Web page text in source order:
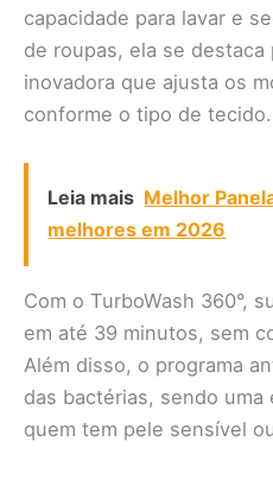
capacidade para lavar e
de roupas, ela se destaca
inovadora que ajusta os
conforme o tipo de tecido.
Leia mais Melhor
melhores em 2026
Com o TurboWash 360°,
em até 39 minutos, sem
Além disso, o programa
das bactérias, sendo
quem tem pele sensível